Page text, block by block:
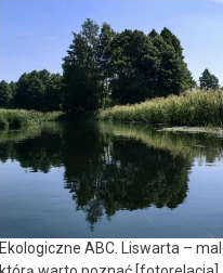
wśród
nietoperzy
[wideo]
Ekologiczne ABC. Liswarta –